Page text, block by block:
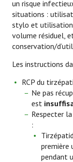
un risque
situations :
stylo et utilisation
volume résiduel,
conservation/
Les instructions
RCP du
Ne pas
est
Respecter
:
première
pendant